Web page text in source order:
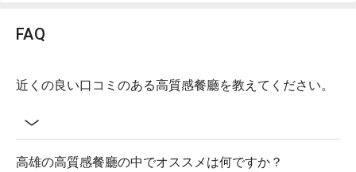
FAQ
近くの良い口コミのある高質感餐廳を教えてください。
高雄の高質感餐廳の中でオススメは何ですか？